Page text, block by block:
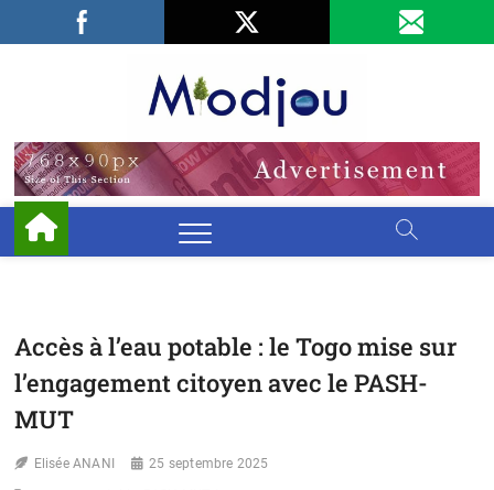
Facebook
LinkedIn
Accès à l’eau potable : le Togo mise sur
l’engagement citoyen avec le PASH-
MUT
Elisée ANANI 25 septembre 2025